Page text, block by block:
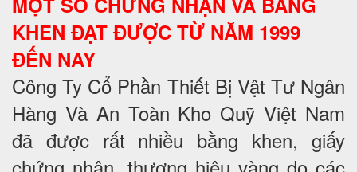
KHEN ĐẠT ĐƯỢC TỪ NĂM 1999
ĐẾN NAY
Công Ty Cổ Phần Thiết Bị Vật Tư Ngân
Hàng Và An Toàn Kho Quỹ Việt Nam
đã được rất nhiều bằng khen, giấy